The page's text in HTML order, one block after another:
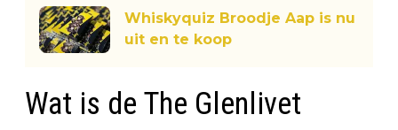
Whiskyquiz Broodje Aap is nu
uit en te koop
Wat is de The Glenlivet